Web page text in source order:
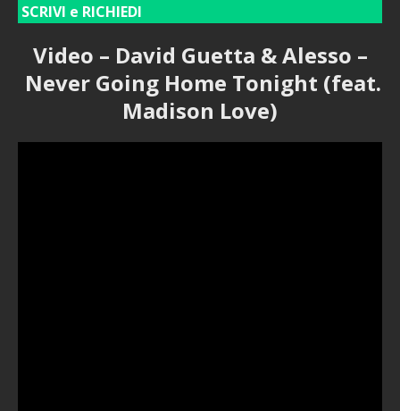
SCRIVI e RICHIEDI
Video – David Guetta & Alesso –
Never Going Home Tonight (feat.
Madison Love)